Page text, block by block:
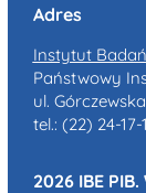
Adres
Instytut
Państwowy
ul.
tel.: (22) 24-17-
2026 IBE